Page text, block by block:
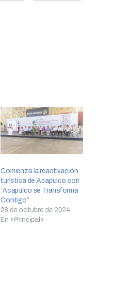
Comienza la reactivación
turística de Acapulco con
“Acapulco se Transforma
Contigo”
28 de octubre de 2024
En «Principal»